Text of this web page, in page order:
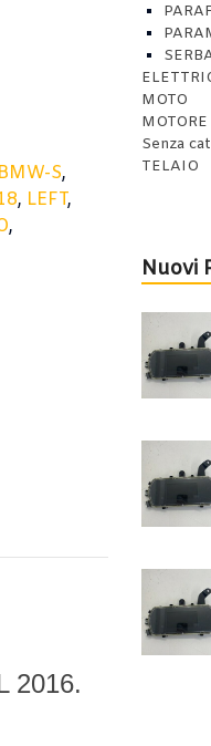
BMW-S,
, LEFT,
,
2016.
MOTO
MOTORE
Senza
TELAIO
Nuovi